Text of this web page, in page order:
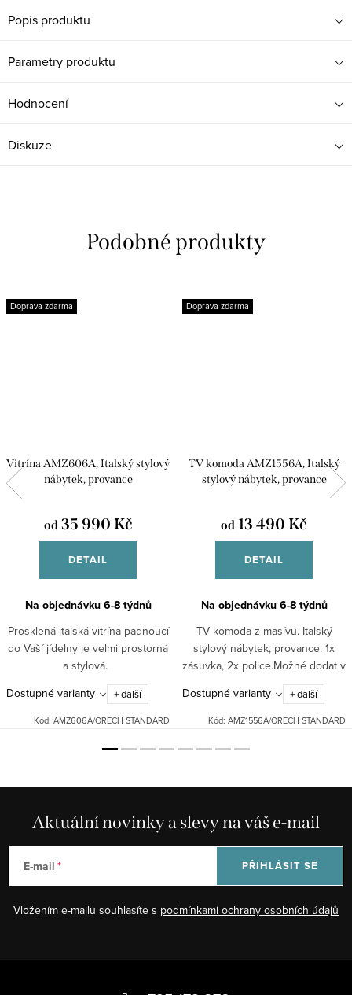
Popis produktu
Parametry produktu
Hodnocení
Diskuze
Doprava zdarma
Vitrína AMZ606A, Italský stylový
nábytek, provance
od35 990 Kč
DETAIL
Na objednávku 6-8 týdnů
Prosklená italská vitrína padnoucí
do Vaší jídelny je velmi prostorná
a stylová.
Dostupné varianty
+ další
Kód: AMZ606A/ORECH STANDARD
Doprava zdarma
TV komoda AMZ1556A, Italský
stylový nábytek, provance
od 13 490 Kč
DETAIL
Na objednávku 6-8 týdnů
TV komoda z masívu. Italský
stylový nábytek, provance. 1x
zásuvka, 2x police.Možné dodat v
různých odstínech: bílá patina,
černá patina, ořech.Pro jiná
barevná provedení nás...
Dostupné varianty + další
Kód: AMZ1556A/ORECH STANDARD
Aktuální novinky a slevy na váš e-mail
E-mail
Vložením e-mailu souhlasíte s podmínkami ochrany osobních údajů
PŘIHLÁSIT SE